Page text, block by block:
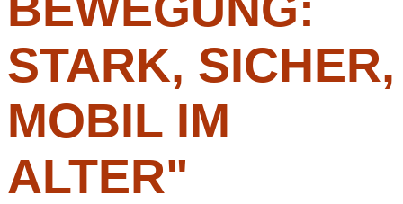
STARK, SICHER,
MOBIL IM
ALTER"